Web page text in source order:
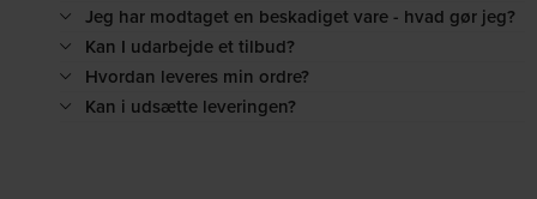
Jeg har modtaget en beskadiget vare - hvad gør jeg?
Kan I udarbejde et tilbud?
Hvordan leveres min ordre?
Kan i udsætte leveringen?